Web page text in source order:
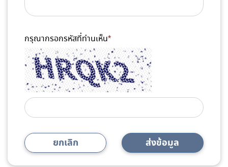
กรุณากรอกรหัสที่ท่านเห็น*
ยกเลิก ส่งข้อมูล